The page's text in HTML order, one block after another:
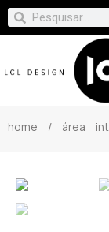
home / área